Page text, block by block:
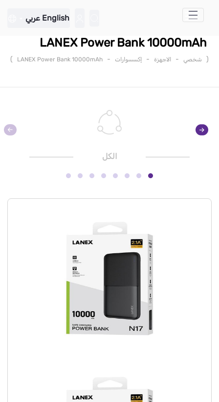
تخطي إلى المحتوى الرئيسي
English عربي
LANEX Power Bank 10000mAh
( شخصي - الاجهزة - إكسسوارات -
LANEX Power Bank 10000mAh
)
الكل